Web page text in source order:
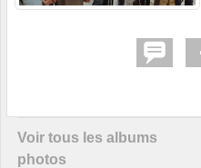
Voir tous les albums
photos